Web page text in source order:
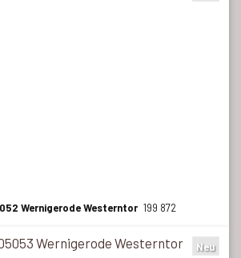
Wernigerode Westerntor 199 872
Neu